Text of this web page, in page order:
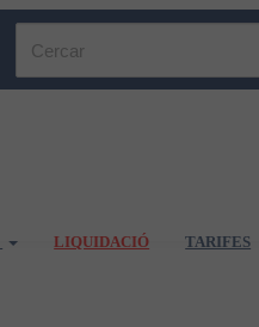
LIQUIDACIÓ TARIFES